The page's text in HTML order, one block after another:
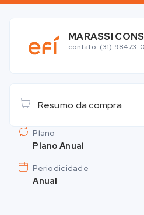
MARASSI
contato: (31) 98473-
Resumo da compra
Plano
Plano Anual
Periodicidade
Anual